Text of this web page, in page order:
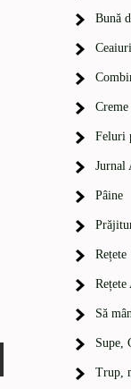
Bună
Feluri
Jurnal
Pâine
Rețete
Rețete
Să
Supe,
Trup,